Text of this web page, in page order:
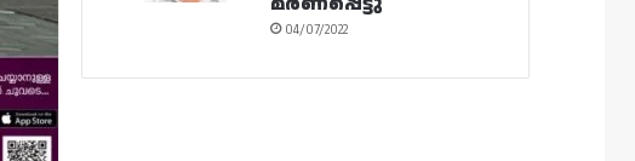
04/07/2022